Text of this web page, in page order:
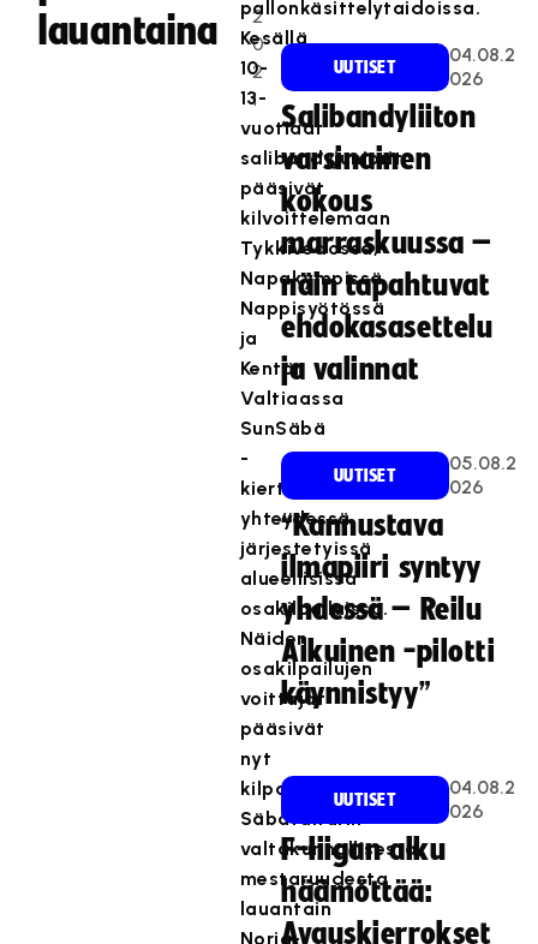
lauantaina
2
0
2
1
pallonkäsittelytaidoissa.
Kesällä
10-
13-
vuotiaat
salibandyjuniorit
pääsivät
kilvoittelemaan
Tykkivedossa,
Napakympissä,
Nappisyötössä
ja
Kentän
Valtiaassa
SunSäbä
-
kiertueen
yhteydessä
järjestetyissä
alueellisissa
osakilpailuissa.
Näiden
osakilpailujen
voittajat
pääsivät
nyt
kilpailemaan
Säbätaiturin
valtakunnallisesta
mestaruudesta
lauantain
Norja-
UUTISET
04.08.2
026
Salibandyliiton
varsinainen
kokous
marraskuussa –
näin tapahtuvat
ehdokasasettelu
ja valinnat
UUTISET
05.08.2
026
“Kannustava
ilmapiiri syntyy
yhdessä – Reilu
Aikuinen -pilotti
käynnistyy”
UUTISET
04.08.2
026
F-liigan alku
häämöttää:
Avauskierrokset